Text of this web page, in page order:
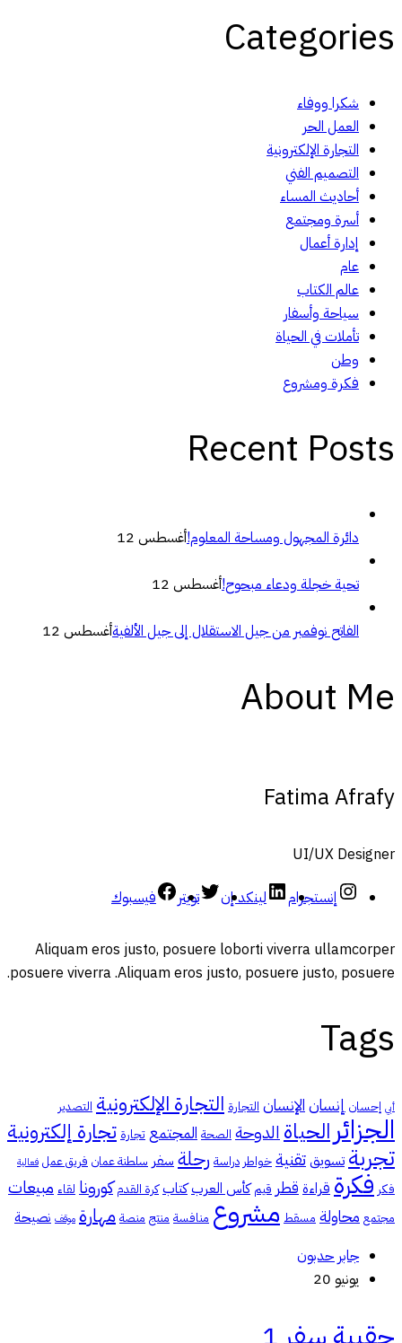
Categories
شكرا ووفاء
العمل الحر
التجارة الإلكترونية
التصميم الفني
أحاديث المساء
أسرة ومجتمع
إدارة أعمال
عام
عالم الكتاب
سياحة وأسفار
تأملات في الحياة
وطن
فكرة ومشروع
Recent Posts
دائرة المجهول ومساحة المعلوم!أغسطس 12
تحية خجلة ودعاء مبحوح!أغسطس 12
الفاتح نوفمبر من جيل الاستقلال إلى جيل الألفيةأغسطس 12
About Me
Fatima Afrafy
UI/UX Designer
إنستجرام
لينكد إن تويتر فيسبوك
Aliquam eros justo, posuere loborti viverra ullamcorper
posuere viverra .Aliquam eros justo, posuere justo, posuere.
Tags
أبي إحسان إنسانالإنسان التجارة التجارة الإلكترونية التصدير
الجزائر الحياةالدوحة الصحة المجتمع تجارة تجارة إلكترونية
تجربة تسويقتقنية خواطر دراسة رحلة سفر سلطنة عمان فريق عمل فعالية
فكر فكرة قراءة قطر قيم كأس العرب كتاب كرة القدم كورونا لقاء مبيعات
مجتمع محاولة مسقط مشروع منافسة منتج منصة مهارة موقف نصيحة
جابر حدبون
يونيو 20